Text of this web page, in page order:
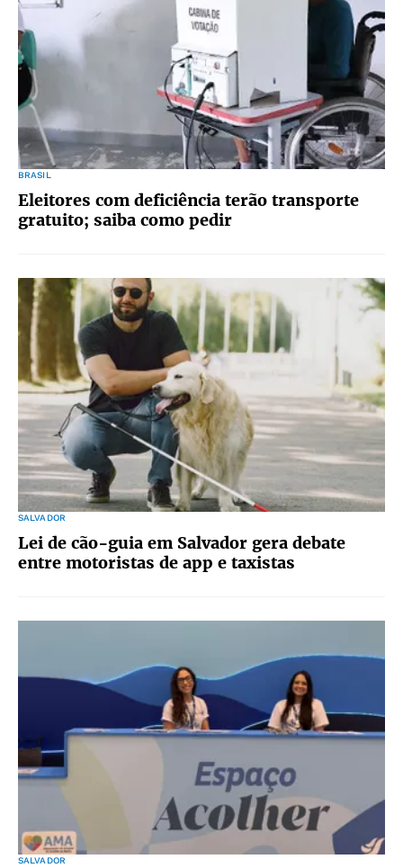
BRASIL
Eleitores com deficiência terão transporte
gratuito; saiba como pedir
SALVADOR
Lei de cão-guia em Salvador gera debate
entre motoristas de app e taxistas
SALVADOR